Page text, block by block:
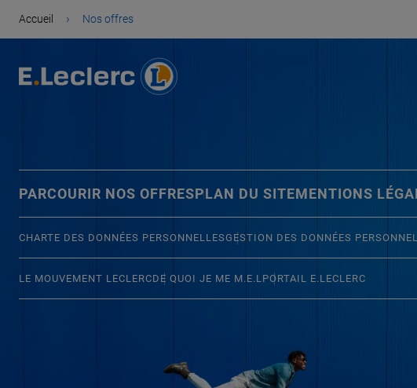
Accueil › Nos offres
PARCOURIR NOS OFFRESPLAN DU SITEMENTIONS
CHARTE DES DONNÉES PERSONNELLESGESTION DES DONNÉES
LE MOUVEMENT LECLERCDE QUOI JE ME M.E.LPORTAIL E.LECLERC